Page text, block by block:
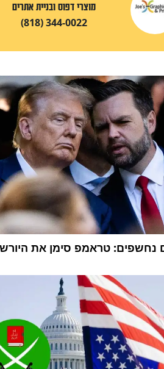
מוצרי דפוס ובניית אתרים
(818) 344-0022
נחשפים: טראמפ סימן את היורש